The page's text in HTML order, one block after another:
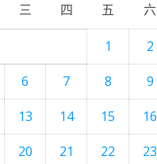
三 四 五 六
1 2
6 7 8 9
13 14 15 16
20 21 22 23